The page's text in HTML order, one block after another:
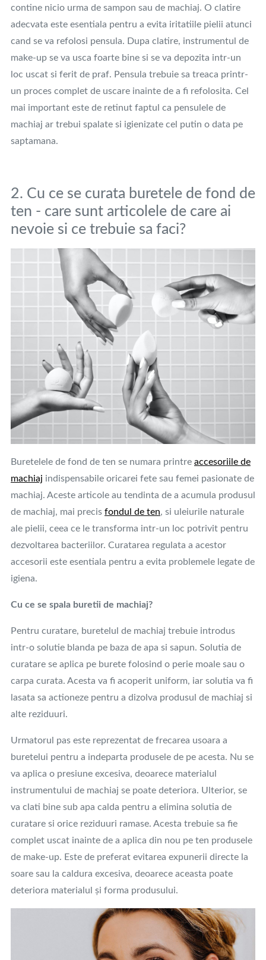
contine nicio urma de sampon sau de machiaj. O clatire
adecvata este esentiala pentru a evita iritatiile pielii atunci
cand se va refolosi pensula. Dupa clatire, instrumentul de
make-up se va usca foarte bine si se va depozita intr-un
loc uscat si ferit de praf. Pensula trebuie sa treaca printr-
un proces complet de uscare inainte de a fi refolosita. Cel
mai important este de retinut faptul ca pensulele de
machiaj ar trebui spalate si igienizate cel putin o data pe
saptamana.
2. Cu ce se curata buretele de fond de
ten - care sunt articolele de care ai
nevoie si ce trebuie sa faci?
Buretelele de fond de ten se numara printre accesoriile de
machiaj indispensabile oricarei fete sau femei pasionate de
machiaj. Aceste articole au tendinta de a acumula produsul
de machiaj, mai precis fondul de ten, si uleiurile naturale
ale pielii, ceea ce le transforma intr-un loc potrivit pentru
dezvoltarea bacteriilor. Curatarea regulata a acestor
accesorii este esentiala pentru a evita problemele legate de
igiena.
Cu ce se spala buretii de machiaj?
Pentru curatare, buretelul de machiaj trebuie introdus
intr-o solutie blanda pe baza de apa si sapun. Solutia de
curatare se aplica pe burete folosind o perie moale sau o
carpa curata. Acesta va fi acoperit uniform, iar solutia va fi
lasata sa actioneze pentru a dizolva produsul de machiaj si
alte reziduuri.
Urmatorul pas este reprezentat de frecarea usoara a
buretelui pentru a indeparta produsele de pe acesta. Nu se
va aplica o presiune excesiva, deoarece materialul
instrumentului de machiaj se poate deteriora. Ulterior, se
va clati bine sub apa calda pentru a elimina solutia de
curatare si orice reziduuri ramase. Acesta trebuie sa fie
complet uscat inainte de a aplica din nou pe ten produsele
de make-up. Este de preferat evitarea expunerii directe la
soare sau la caldura excesiva, deoarece aceasta poate
deteriora materialul și forma produsului.